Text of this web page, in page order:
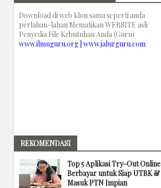
Download di web klon sama seperti anda
perlahan-lahan Mematikan WEBSITE asli
Penyedia File Kebutuhan Anda (Guru)
www.ilmuguru.org | www.jalurguru.com
REKOMENDASI
Top 5 Aplikasi Try-Out Online
Berbayar untuk Siap UTBK &
Masuk PTN Impian